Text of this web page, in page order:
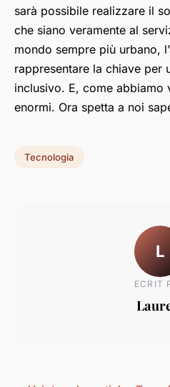
sarà possibile realizzare il
che siano veramente al
mondo sempre più urbano,
rappresentare la chiave per
inclusivo. E, come abbiamo
enormi. Ora spetta a noi
Tecnologia
L
ECRIT